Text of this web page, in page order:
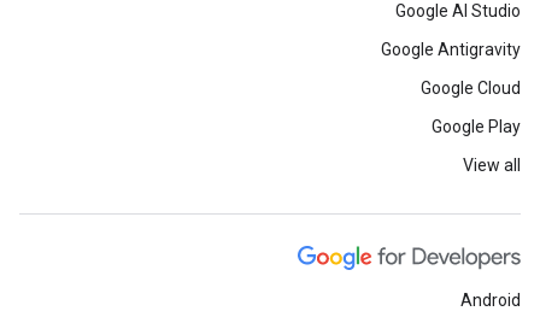
Google AI Studio
Google Antigravity
Google Cloud
Google Play
View all
Android